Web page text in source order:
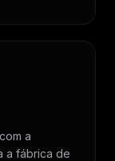
a
a fábrica de